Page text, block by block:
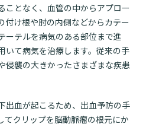
ことなく、血管の中からアプロー
付け根や肘の内側などからカテー
ーテルを病気のある部位まで進
いて病気を治療します。従来の手
侵襲の大きかったさまざまな疾患
出血が起こるため、出血予防の手
てクリップを脳動脈瘤の根元にか